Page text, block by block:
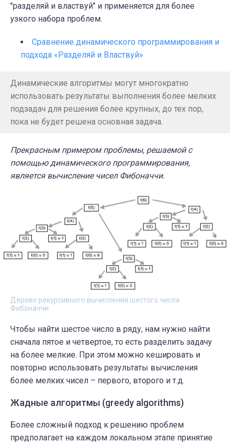
"разделяй и властвуй" и применяется для более
узкого набора проблем.
Сравнение динамического программирования и
подхода «Разделяй и Властвуй»
Динамические алгоритмы могут многократно
использовать результаты выполнения более мелких
подзадач для решения более крупных, до тех пор,
пока не будет решена основная задача.
Прекрасным примером проблемы, решаемой с
помощью динамического программирования,
является вычисление чисел Фибоначчи.
Дерево рекурсивного вычисления шестого числа
Фибоначчи.
Чтобы найти шестое число в ряду, нам нужно найти
сначала пятое и четвертое, то есть разделить задачу
на более мелкие. При этом можно кешировать и
повторно использовать результаты вычисления
более мелких чисел – первого, второго и т.д.
Жадные алгоритмы (greedy algorithms)
Более сложный подход к решению проблем
предполагает на каждом локальном этапе принятие